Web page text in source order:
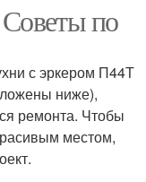
по
с эркером П44Т
ниже),
ремонта. Чтобы
местом,